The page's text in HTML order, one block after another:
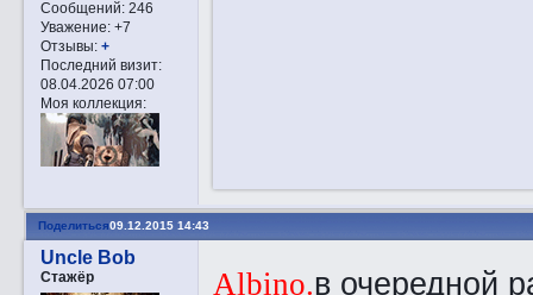
Сообщений:246
Уважение: +7
Отзывы: +
Последний визит:
08.04.2026 07:00
Моя коллекция:
Поделиться09.12.2015 14:43
Uncle Bob
Стажёр Albino.в очередной